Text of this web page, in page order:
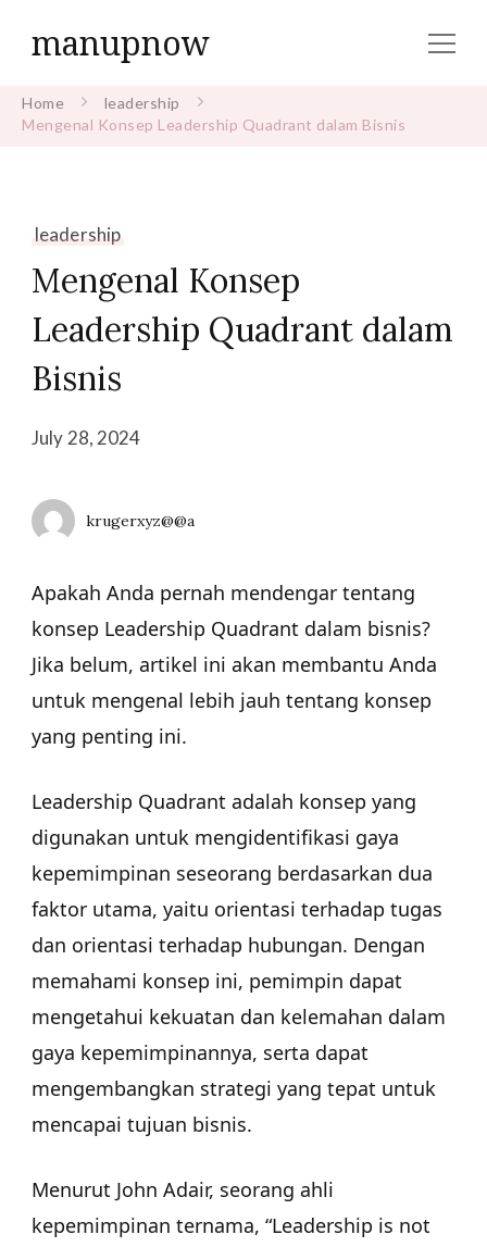
manupnow
Home
leadership
Mengenal Konsep Leadership Quadrant dalam Bisnis
leadership
Mengenal Konsep
Leadership Quadrant dalam
Bisnis
July 28, 2024
krugerxyz@@a
Apakah Anda pernah mendengar tentang
konsep Leadership Quadrant dalam bisnis?
Jika belum, artikel ini akan membantu Anda
untuk mengenal lebih jauh tentang konsep
yang penting ini.
Leadership Quadrant adalah konsep yang
digunakan untuk mengidentifikasi gaya
kepemimpinan seseorang berdasarkan dua
faktor utama, yaitu orientasi terhadap tugas
dan orientasi terhadap hubungan. Dengan
memahami konsep ini, pemimpin dapat
mengetahui kekuatan dan kelemahan dalam
gaya kepemimpinannya, serta dapat
mengembangkan strategi yang tepat untuk
mencapai tujuan bisnis.
Menurut John Adair, seorang ahli
kepemimpinan ternama, “Leadership is not